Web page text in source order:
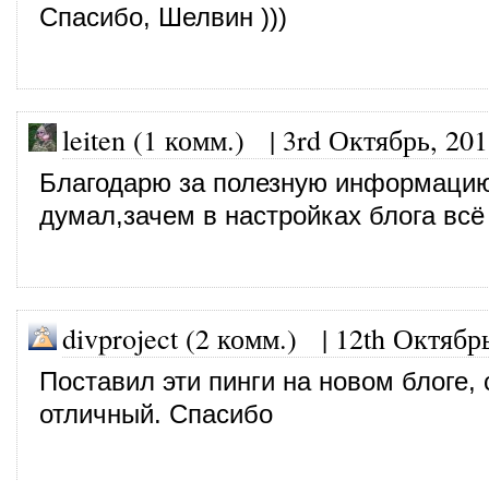
Спасибо, Шелвин )))
leiten (1 комм.) | 3rd Октябрь,
Благодарю за полезную
думал,зачем в настройках блога
divproject (2 комм.) | 12th
Поставил эти пинги на новом блоге,
отличный. Спасибо